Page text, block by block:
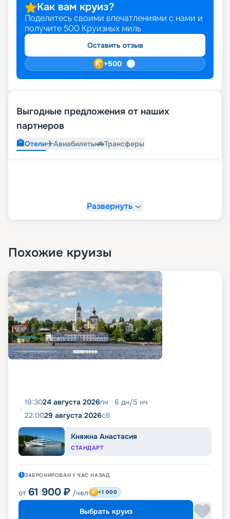
Как вам круиз?
Поделитесь своими впечатлениями с нами и
получите 500 Круизных миль
Оставить отзыв
+500
Выгодные предложения от наших
партнеров
🏨Отели✈️Авиабилеты🚗Трансферы
Развернуть
Похожие круизы
19:3024 августа 2026пн 6 дн/5 нч
22:0029 августа 2026сб
Княжна Анастасия
СТАНДАРТ
ЗАБРОНИРОВАН 1 ЧАС НАЗАД
от 61 900 ₽ /чел +1 000
Выбрать круиз